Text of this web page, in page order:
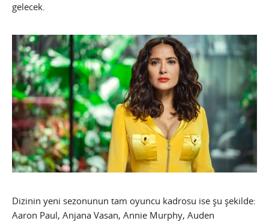
gelecek.
Dizinin yeni sezonunun tam oyuncu kadrosu ise şu şekilde:
Aaron Paul, Anjana Vasan, Annie Murphy, Auden